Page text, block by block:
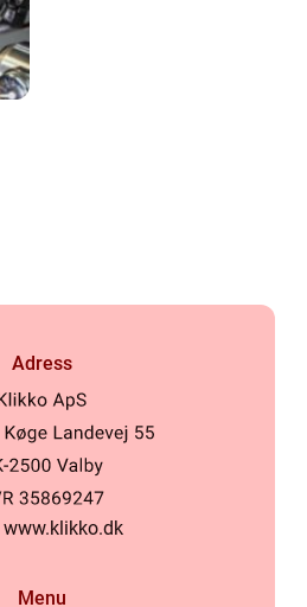
Adress
www.klikko.dk
Menu